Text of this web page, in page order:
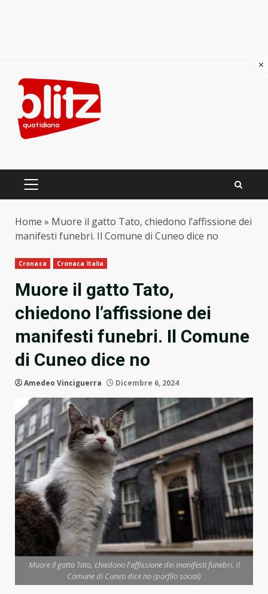
content
PRIMARY
Home » Muore il gatto Tato, chiedono l’affissione dei
manifesti funebri. Il Comune di Cuneo dice no
Cronaca Cronaca Italia
Muore il gatto Tato,
chiedono l’affissione dei
manifesti funebri. Il Comune
di Cuneo dice no
Amedeo Vinciguerra Dicembre 6, 2024
Muore il gatto Tato, chiedono l'affissione dei manifesti funebri. Il
Comune di Cuneo dice no (porfilo social)
×